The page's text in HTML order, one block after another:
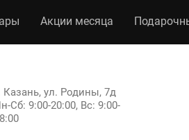
Акции месяца
Казань, ул. Родины, 7д
Сб: 9:00-20:00, Вс: 9:00-